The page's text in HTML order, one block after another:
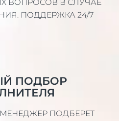
ВОПРОСОВ В СЛУЧАЕ
ПОДДЕРЖКА 24/7
ПОДБОР
ПОДБЕРЕТ